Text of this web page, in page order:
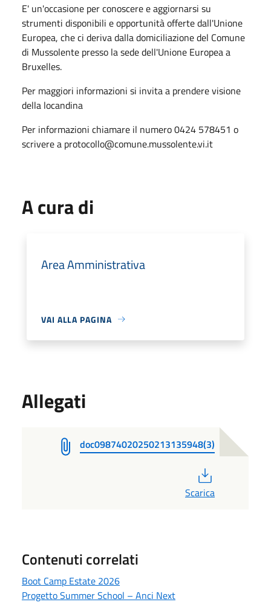
E' un'occasione per conoscere e aggiornarsi su
strumenti disponibili e opportunità offerte dall'Unione
Europea, che ci deriva dalla domiciliazione del Comune
di Mussolente presso la sede dell'Unione Europea a
Bruxelles.
Per maggiori informazioni si invita a prendere visione
della locandina
Per informazioni chiamare il numero 0424 578451 o
scrivere a protocollo@comune.mussolente.vi.it
A cura di
Area Amministrativa
VAI ALLA PAGINA
Allegati
doc09874020250213135948(3)
Scarica
Contenuti correlati
Boot Camp Estate 2026
Progetto Summer School – Anci Next